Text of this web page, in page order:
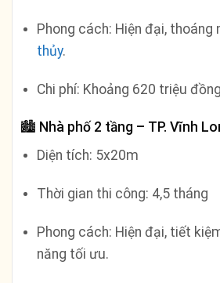
Phong cách: Hiện đại, thoáng
thủy.
Chi phí: Khoảng 620 triệu
🏙️ Nhà phố 2 tầng – TP. Vĩnh
Diện tích: 5x20m
Thời gian thi công: 4,5 tháng
Phong cách: Hiện đại, tiết
năng tối ưu.